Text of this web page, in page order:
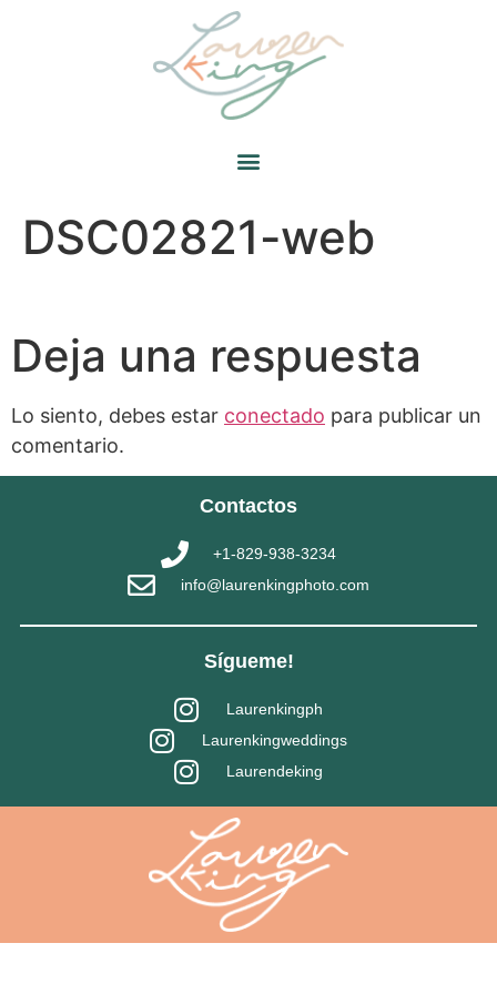
DSC02821-web
Deja una respuesta
Lo siento, debes estar conectado para publicar un
comentario.
Contactos
+1-829-938-3234
info@laurenkingphoto.com
Sígueme!
Laurenkingph
Laurenkingweddings
Laurendeking